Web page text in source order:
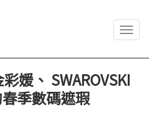
媛、 SWAROVSKI
季數碼遮瑕